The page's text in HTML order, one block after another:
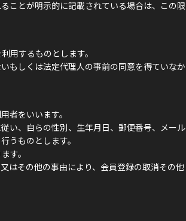
ことが明示的に記載されている場合は、この限
用するものとします。
もしくは法定代理人の事前の同意を得ていなか
者をいいます。
い、自らの性別、生年月日、郵便番号、メール
うものとします。
す。
はその他の事由により、会員登録の取消その他